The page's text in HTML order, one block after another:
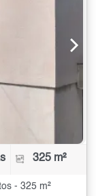
325 m²
- 325 m²